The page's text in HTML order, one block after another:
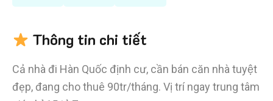
Thông tin chi tiết
Cả nhà đi Hàn Quốc định cư, cần bán căn nhà tuyệt
đẹp, đang cho thuê 90tr/tháng. Vị trí ngay trung tâm